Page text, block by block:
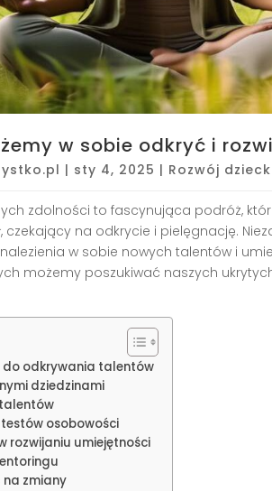
w sobie odkryć i
| sty 4, 2025 | Rozwój
zdolności to fascynująca podróż,
na odkrycie i pielęgnację.
w sobie nowych talentów i
możemy poszukiwać naszych
do odkrywania talentów
dziedzinami
osobowości
rozwijaniu umiejętności
zmiany